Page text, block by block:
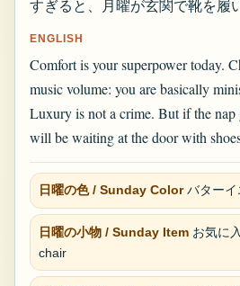
すぎると、月曜が玄関で靴を履
ENGLISH
Comfort is your superpower today.
music volume: you are basically
Luxury is not a crime. But if the
will be waiting at the door with
日曜の色 / Sunday Colorバターイ
日曜の小物 / Sunday Itemお気に
chair